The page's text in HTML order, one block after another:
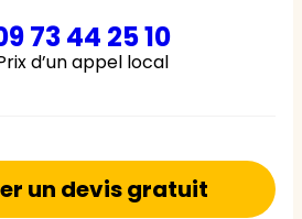
73 44 25 10
d’un appel local
un devis gratuit